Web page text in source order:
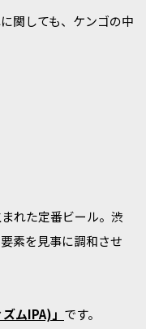
関しても、ケンゴの中
れた定番ビール。渋
素を見事に調和させ
ムIPA)」 です。